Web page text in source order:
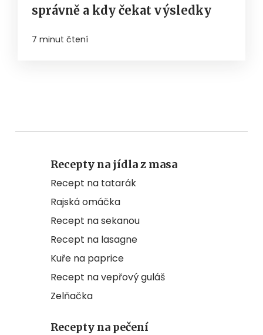
správně a kdy čekat výsledky
7 minut čtení
Recepty na jídla z masa
Recept na tatarák
Rajská omáčka
Recept na sekanou
Recept na lasagne
Kuře na paprice
Recept na vepřový guláš
Zelňačka
Recepty na pečení